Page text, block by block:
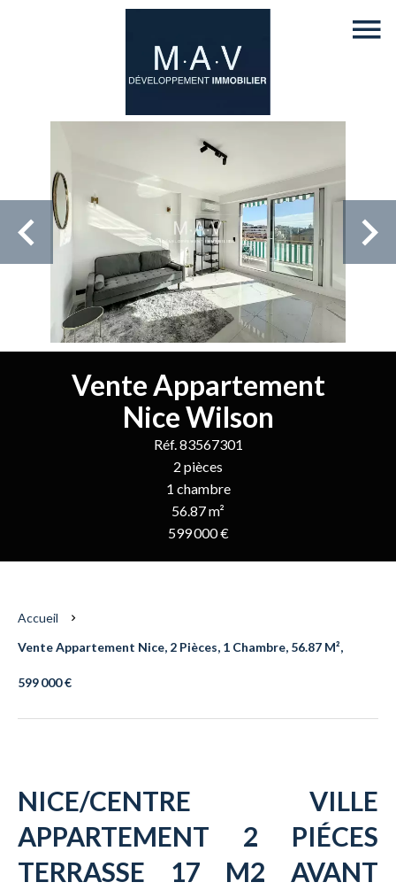
Vente Appartement
Nice Wilson
Réf. 83567301
2 pièces
1 chambre
56.87 m²
599 000 €
Accueil
Vente Appartement Nice, 2 Pièces, 1 Chambre, 56.87 M²,
599 000 €
NICE/CENTRE VILLE
APPARTEMENT 2 PIÉCES
TERRASSE 17 M2 AVANT